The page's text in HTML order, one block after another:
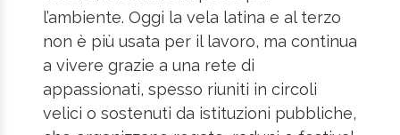
l’ambiente. Oggi la vela latina e al terzo
non è più usata per il lavoro, ma continua
a vivere grazie a una rete di
appassionati, spesso riuniti in circoli
velici o sostenuti da istituzioni pubbliche,